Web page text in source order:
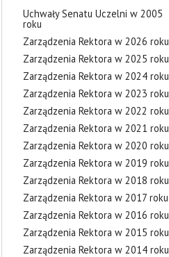
Uchwały Senatu Uczelni w 2005
roku
Zarządzenia Rektora w 2026 roku
Zarządzenia Rektora w 2025 roku
Zarządzenia Rektora w 2024 roku
Zarządzenia Rektora w 2023 roku
Zarządzenia Rektora w 2022 roku
Zarządzenia Rektora w 2021 roku
Zarządzenia Rektora w 2020 roku
Zarządzenia Rektora w 2019 roku
Zarządzenia Rektora w 2018 roku
Zarządzenia Rektora w 2017 roku
Zarządzenia Rektora w 2016 roku
Zarządzenia Rektora w 2015 roku
Zarządzenia Rektora w 2014 roku